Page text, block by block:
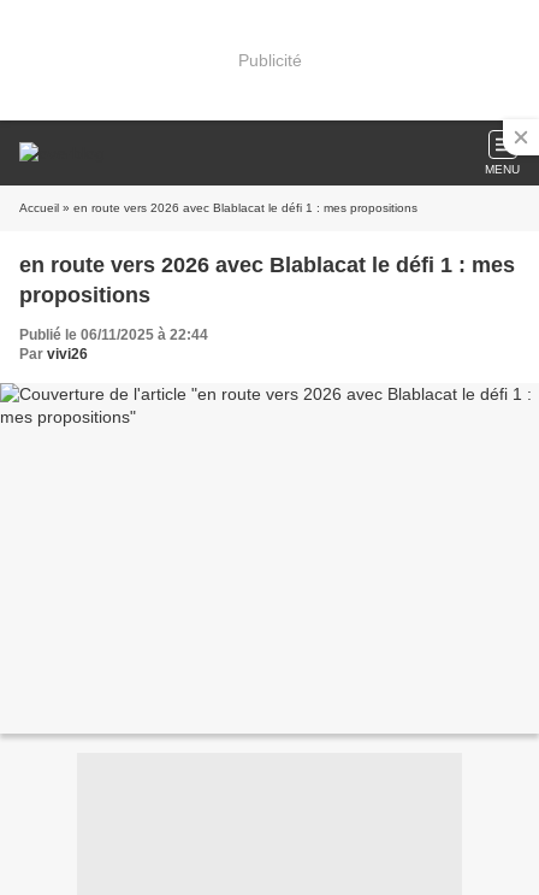
Publicité
MENU
Accueil » en route vers 2026 avec Blablacat le défi 1 : mes propositions
en route vers 2026 avec Blablacat le défi 1 : mes
propositions
Publié le 06/11/2025 à 22:44
Par vivi26